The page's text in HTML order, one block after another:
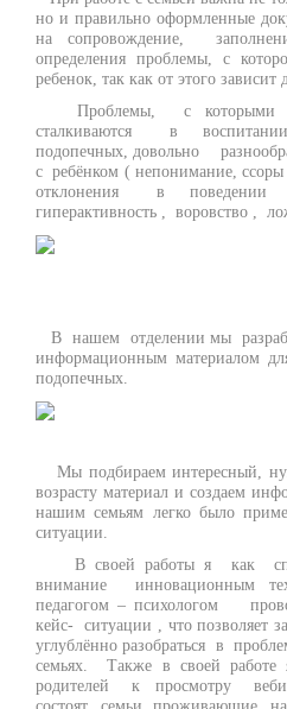
но и правильно оформленные
на сопровождение,
определения проблемы, с
ребенок, так как от этого зависит
Проблемы, с которыми
сталкиваются в
подопечных, довольно
с ребёнком ( непонимание,
отклонения в поведении
гиперактивность , воровство ,
В нашем отделении мы
информационным материалом
подопечных.
Мы подбираем интересный,
возрасту материал и создаем
нашим семьям легко было
ситуации.
В своей работы я как
внимание инновационным
педагогом – психологом
кейс- ситуации , что позволяет
углублённо разобраться в
семьях. Также в своей
родителей к просмотру